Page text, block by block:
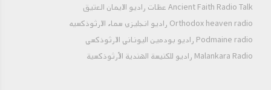
Ancient Faith Radio Talk عظات راديو الايمان العتيق
Orthodox heaven radio راديو انجليزي سماء الارثوذكسيه
Podmaine radio راديو بودمين اليوناني الارثوذكسي
Malankara Radio راديو للكنيسة الهندية الأرثوذكسية